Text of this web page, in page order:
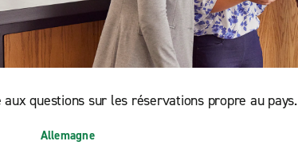
questions sur les réservations propre au pays.
Allemagne